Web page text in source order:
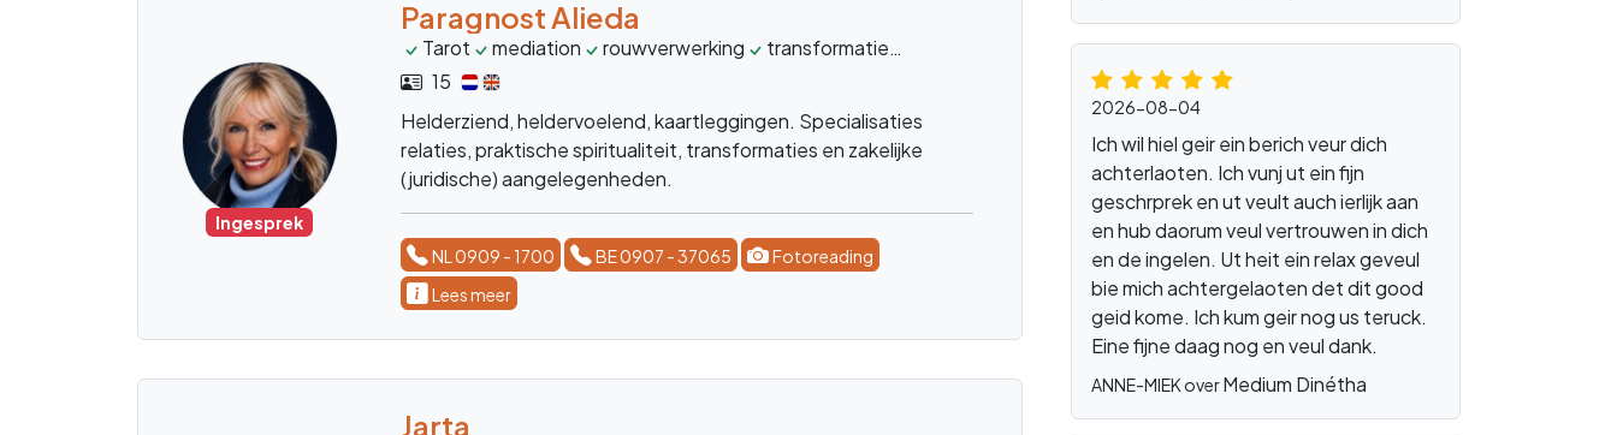
Beschikbaar
spiritueelcoach magnetiseur
32
Ervaren invoelend medium, helderwetend, heldervoelend,
spiritueel begeleider, reikimaster, magnetiseur, life/healthcoach
en therapeut.
NL 0909 - 1700 BE 0907 - 37065
E-consult
Fotoreading
Lees meer
Medium Francis
healer
2026-08-04
Ich wil hiel geir ein berich veur dich
achterlaoten. Ich vunj ut ein fijn
geschrprek en ut veult auch ierlijk aan
en hub daorum veul vertrouwen in dich
en de ingelen. Ut heit ein relax geveul
bie mich achtergelaoten det dit good
geid kome. Ich kum geir nog us teruck.
Eine fijne daag nog en veul dank.
ANNE-MIEK overMedium Dinétha